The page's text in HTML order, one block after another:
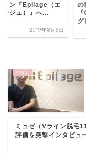
毛サロン
（ココ
2019年10月2日
す
イ
ミュゼ（Vライン脱毛
評価を突撃インタビュ